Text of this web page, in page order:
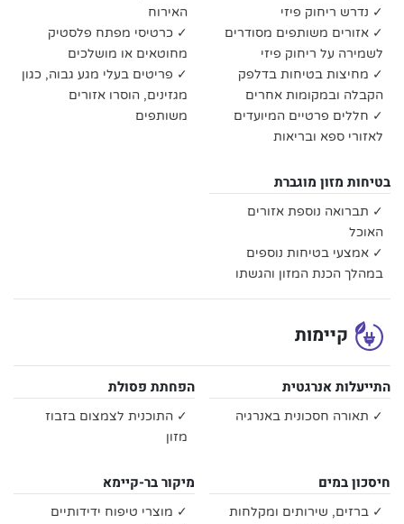
✓ נדרש ריחוק פיזי
✓ אזורים משותפים מסודרים
לשמירה על ריחוק פיזי
✓ מחיצות בטיחות בדלפק
הקבלה ובמקומות אחרים
✓ חללים פרטיים המיועדים
לאזורי ספא ובריאות
האירוח
✓ כרטיסי מפתח פלסטיק
מחוטאים או מושלכים
✓ פריטים בעלי מגע גבוה, כגון
מגזינים, הוסרו אזורים
משותפים
בטיחות מזון מוגברת
✓ תברואה נוספת אזורים
האוכל
✓ אמצעי בטיחות נוספים
במהלך הכנת המזון והגשתו
קיימות
התייעלות אנרגטית
✓ תאורה חסכונית באנרגיה
הפחתת פסולת
✓ התוכנית לצמצום בזבוז
מזון
חיסכון במים
✓ ברזים, שירותים ומקלחות
מיקור בר-קיימא
✓ מוצרי טיפוח ידידותיים